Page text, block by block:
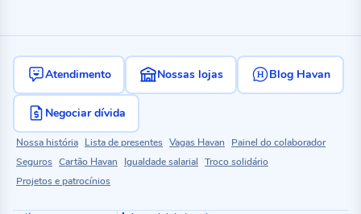
Atendimento Nossas lojas Blog Havan
Negociar dívida
Nossa história Lista de presentes Vagas Havan
Painel do colaborador
Seguros Cartão Havan Igualdade salarial Troco solidário
Projetos e patrocínios